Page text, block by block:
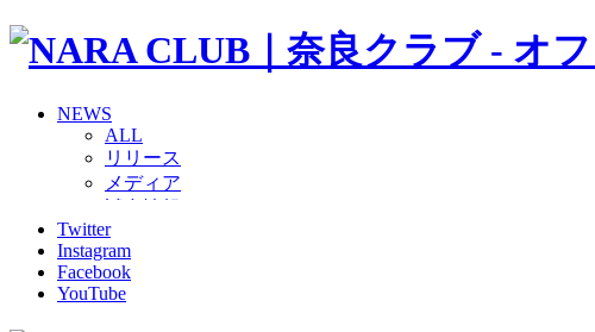
NEWS
ALL
リリース
メディア
グッズ
ファンコミュニティ
普及・育成
ホームタウン
Twitter
Instagram
Facebook
YouTube